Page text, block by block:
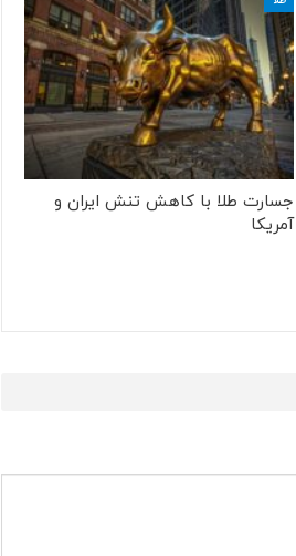
جسارت طلا با کاهش تنش ایران و
آمریکا